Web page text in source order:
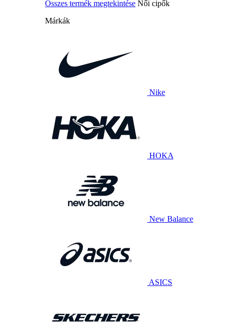
Összes termék megtekintése Női cipők
Márkák
Nike
HOKA
New Balance
ASICS